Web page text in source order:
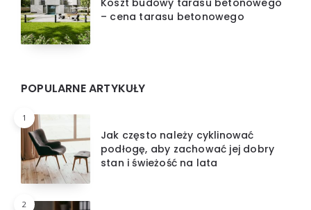
– cena tarasu betonowego
POPULARNE ARTYKUŁY
1
Jak często należy cyklinować
podłogę, aby zachować jej dobry
stan i świeżość na lata
2